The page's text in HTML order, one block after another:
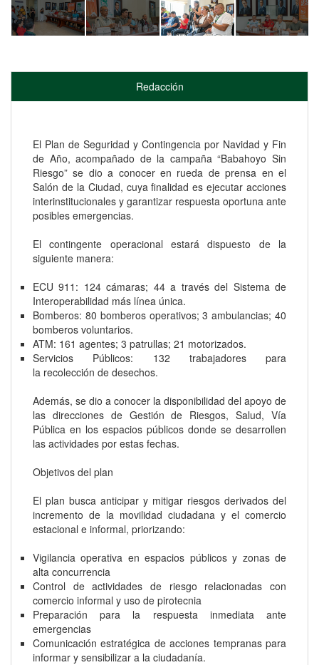
Redacción
El Plan de Seguridad y Contingencia por Navidad y Fin
de Año, acompañado de la campaña “Babahoyo Sin
Riesgo” se dio a conocer en rueda de prensa en el
Salón de la Ciudad, cuya finalidad es ejecutar acciones
interinstitucionales y garantizar respuesta oportuna ante
posibles emergencias.
El contingente operacional estará dispuesto de la
siguiente manera:
ECU 911: 124 cámaras; 44 a través del Sistema de
Interoperabilidad más línea única.
Bomberos: 80 bomberos operativos; 3 ambulancias; 40
bomberos voluntarios.
ATM: 161 agentes; 3 patrullas; 21 motorizados.
Servicios Públicos: 132 trabajadores para
la recolección de desechos.
Además, se dio a conocer la disponibilidad del apoyo de
las direcciones de Gestión de Riesgos, Salud, Vía
Pública en los espacios públicos donde se desarrollen
las actividades por estas fechas.
Objetivos del plan
El plan busca anticipar y mitigar riesgos derivados del
incremento de la movilidad ciudadana y el comercio
estacional e informal, priorizando:
Vigilancia operativa en espacios públicos y zonas de
alta concurrencia
Control de actividades de riesgo relacionadas con
comercio informal y uso de pirotecnia
Preparación para la respuesta inmediata ante
emergencias
Comunicación estratégica de acciones tempranas para
informar y sensibilizar a la ciudadanía.